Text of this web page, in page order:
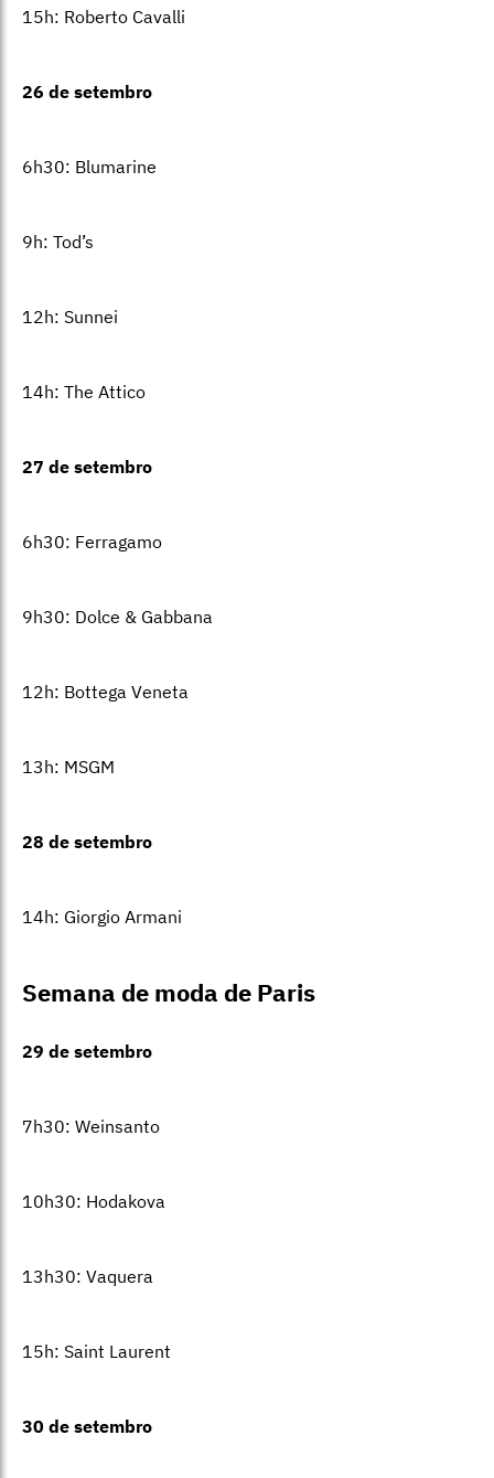
15h: Roberto Cavalli
26 de setembro
6h30: Blumarine
9h: Tod’s
12h: Sunnei
14h: The Attico
27 de setembro
6h30: Ferragamo
9h30: Dolce & Gabbana
12h: Bottega Veneta
13h: MSGM
28 de setembro
14h: Giorgio Armani
Semana de moda de Paris
29 de setembro
7h30: Weinsanto
10h30: Hodakova
13h30: Vaquera
15h: Saint Laurent
30 de setembro